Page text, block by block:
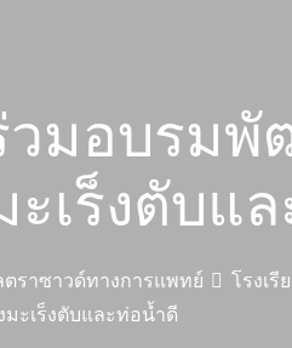
วมอบรม
เร็งตับแ
ราซาวด์ทางการแพทย์
โรงเ
มะเร็งตับและท่อน้ำดี